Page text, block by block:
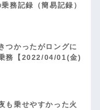
務記録（簡易記録）
つかったがロングに
務【2022/04/01(金)
も乗せやすかった火